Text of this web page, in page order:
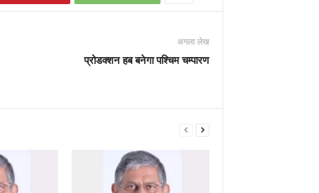
अगला लेख
प्रोडक्शन हब बनेगा पश्चिम चम्पारण